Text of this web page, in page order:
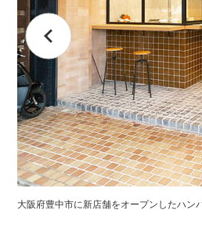
大阪府豊中市に新店舗をオープンしたハン